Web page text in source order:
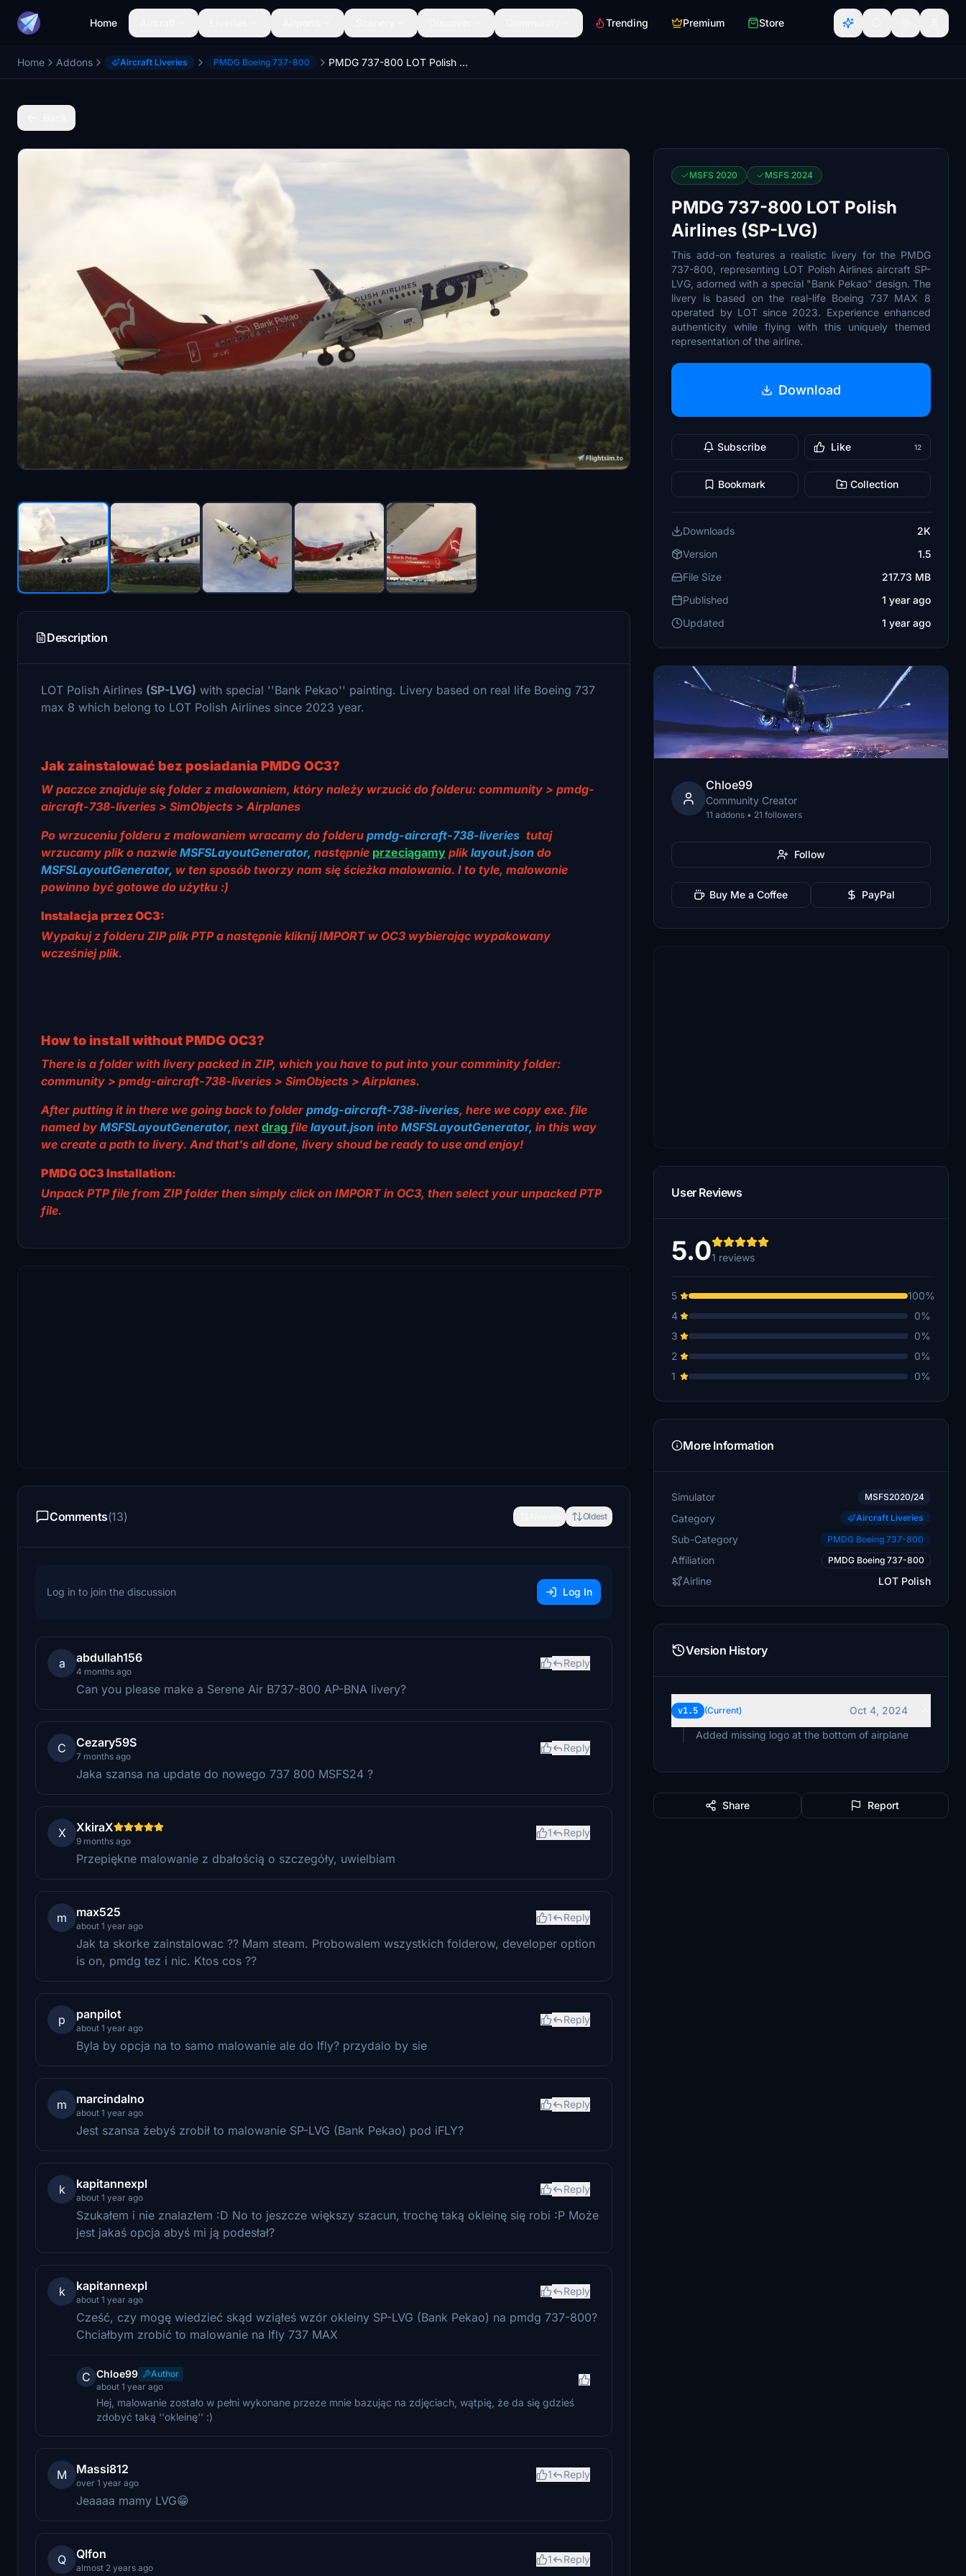
Home Trending Premium Store
Home Addons Aircraft Liveries PMDG Boeing 737-800 PMDG 737-800 LOT Polish Airlines (SP-LVG)
Description
LOT Polish Airlines (SP-LVG) with special ''Bank Pekao'' painting. Livery based on real life Boeing 737
max 8 which belong to LOT Polish Airlines since 2023 year.
Jak zainstalować bez posiadania PMDG OC3?
W paczce znajduje się folder z malowaniem, który należy wrzucić do folderu: community > pmdg-
aircraft-738-liveries > SimObjects > Airplanes
Po wrzuceniu folderu z malowaniem wracamy do folderu pmdg-aircraft-738-liveries tutaj
wrzucamy plik o nazwie MSFSLayoutGenerator, następnie przeciągamy pliklayout.json do
MSFSLayoutGenerator, w ten sposób tworzy nam się ścieżka malowania. I to tyle, malowanie
powinno być gotowe do użytku :)
Instalacja przez OC3:
Wypakuj z folderu ZIP plik PTP a następnie kliknij IMPORT w OC3 wybierając wypakowany
wcześniej plik.
How to install without PMDG OC3?
There is a folder with livery packed in ZIP, which you have to put into your comminity folder:
community > pmdg-aircraft-738-liveries > SimObjects > Airplanes.
After putting it in there we going back to folder pmdg-aircraft-738-liveries, here we copy exe. file
named by MSFSLayoutGenerator, next drag file layout.json into MSFSLayoutGenerator, in this way
we create a path to livery. And that's all done, livery shoud be ready to use and enjoy!
PMDG OC3 Installation:
Unpack PTP file from ZIP folder then simply click on IMPORT in OC3, then select your unpacked PTP
file.
Comments(13) Oldest
Log in to join the discussion Log In
a abdullah156
4 months ago
Reply
Can you please make a Serene Air B737-800 AP-BNA livery?
C Cezary59S
7 months ago
Reply
Jaka szansa na update do nowego 737 800 MSFS24 ?
X XkiraX
9 months ago
1 Reply
Przepiękne malowanie z dbałością o szczegóły, uwielbiam
m max525
about 1 year ago
1 Reply
Jak ta skorke zainstalowac ?? Mam steam. Probowalem wszystkich folderow, developer option
is on, pmdg tez i nic. Ktos cos ??
p panpilot
about 1 year ago
Reply
Byla by opcja na to samo malowanie ale do Ifly? przydalo by sie
m marcindalno
about 1 year ago
Reply
Jest szansa żebyś zrobił to malowanie SP-LVG (Bank Pekao) pod iFLY?
k kapitannexpl
about 1 year ago
Reply
Szukałem i nie znalazłem :D No to jeszcze większy szacun, trochę taką okleinę się robi :P Może
jest jakaś opcja abyś mi ją podesłał?
k kapitannexpl
about 1 year ago
Reply
Cześć, czy mogę wiedzieć skąd wziąłeś wzór okleiny SP-LVG (Bank Pekao) na pmdg 737-800?
Chciałbym zrobić to malowanie na Ifly 737 MAX
C Chloe99
Author
about 1 year ago
Hej, malowanie zostało w pełni wykonane przeze mnie bazując na zdjęciach, wątpię, że da się gdzieś
zdobyć taką ''okleinę'' :)
M Massi812
over 1 year ago
1 Reply
Jeaaaa mamy LVG😁
Q Qlfon
almost 2 years ago
1 Reply
MSFS 2020 MSFS 2024
PMDG 737-800 LOT Polish
Airlines (SP-LVG)
This add-on features a realistic livery for the PMDG
737-800, representing LOT Polish Airlines aircraft SP-
LVG, adorned with a special "Bank Pekao" design. The
livery is based on the real-life Boeing 737 MAX 8
operated by LOT since 2023. Experience enhanced
authenticity while flying with this uniquely themed
representation of the airline.
Download
Subscribe Like 12
Bookmark Collection
Downloads
2K
Version
1.5
File Size
217.73 MB
Published
1 year ago
Updated
1 year ago
Chloe99
Community Creator
11 addons • 21 followers
Follow
Buy Me a Coffee PayPal
User Reviews
5.01 reviews
5
100%
4
0%
3
0%
2
0%
1
0%
More Information
Simulator MSFS2020/24
Category Aircraft Liveries
Sub-Category PMDG Boeing 737-800
Affiliation PMDG Boeing 737-800
Airline LOT Polish
Version History
v1.5 (Current)
Oct 4, 2024
Added missing logo at the bottom of airplane
Share Report